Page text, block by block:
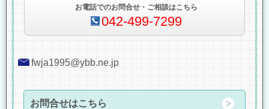
お電話でのお問合せ・ご相談はこちら
042-499-7299
fwja1995@ybb.ne.jp
お問合せはこちら